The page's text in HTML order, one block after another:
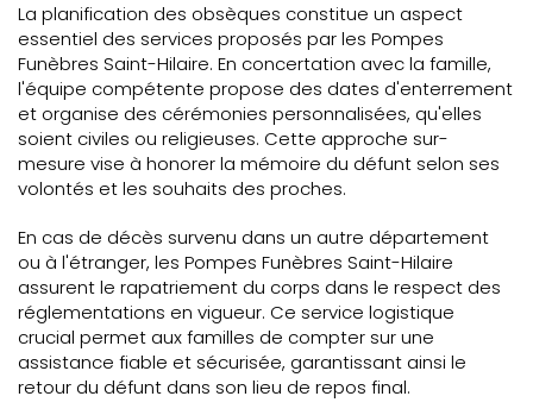
La planification des obsèques constitue un aspect
essentiel des services proposés par les Pompes
Funèbres Saint-Hilaire. En concertation avec la famille,
l'équipe compétente propose des dates d'enterrement
et organise des cérémonies personnalisées, qu'elles
soient civiles ou religieuses. Cette approche sur-
mesure vise à honorer la mémoire du défunt selon ses
volontés et les souhaits des proches.
En cas de décès survenu dans un autre département
ou à l'étranger, les Pompes Funèbres Saint-Hilaire
assurent le rapatriement du corps dans le respect des
réglementations en vigueur. Ce service logistique
crucial permet aux familles de compter sur une
assistance fiable et sécurisée, garantissant ainsi le
retour du défunt dans son lieu de repos final.